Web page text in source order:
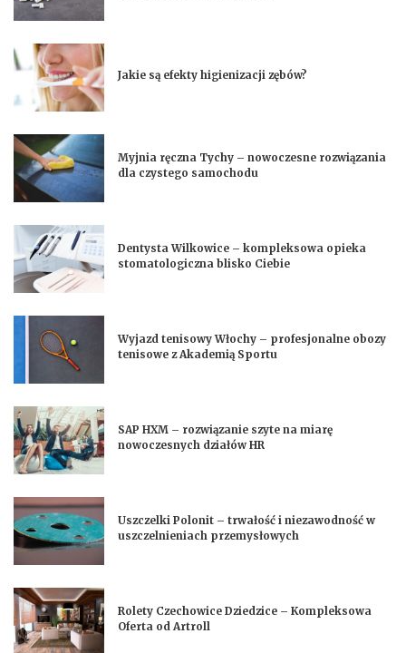
Jakie są efekty higienizacji zębów?
Myjnia ręczna Tychy – nowoczesne rozwiązania
dla czystego samochodu
Dentysta Wilkowice – kompleksowa opieka
stomatologiczna blisko Ciebie
Wyjazd tenisowy Włochy – profesjonalne obozy
tenisowe z Akademią Sportu
SAP HXM – rozwiązanie szyte na miarę
nowoczesnych działów HR
Uszczelki Polonit – trwałość i niezawodność w
uszczelnieniach przemysłowych
Rolety Czechowice Dziedzice – Kompleksowa
Oferta od Artroll